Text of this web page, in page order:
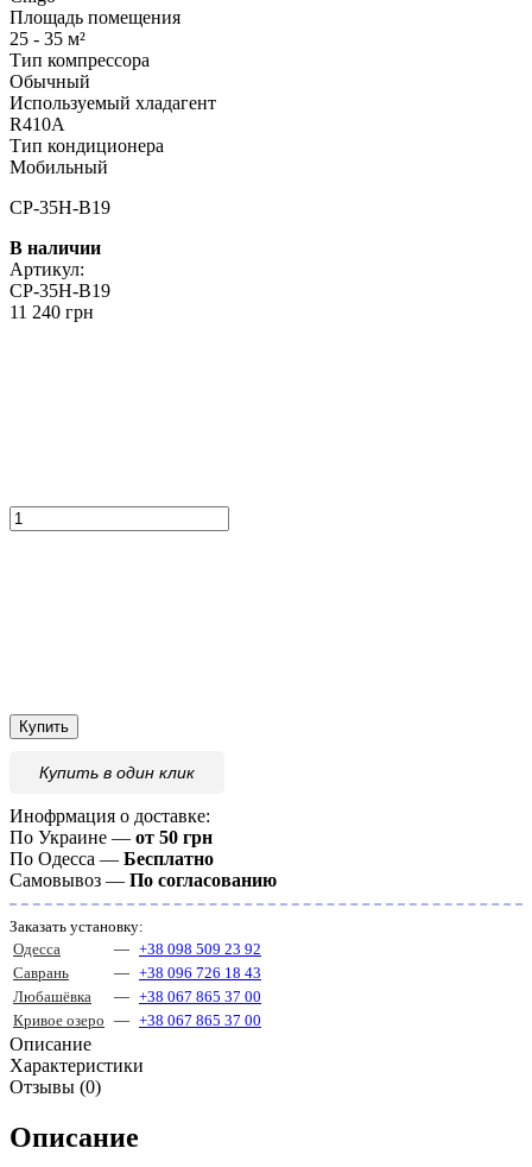
Площадь помещения
25 - 35 м²
Тип компрессора
Обычный
Используемый хладагент
R410A
Тип кондиционера
Мобильный
CP-35H-B19
В наличии
Артикул:
CP-35H-B19
11 240 грн
Купить
Купить в один клик
Инофрмация о доставке:
По Украине — от 50 грн
По Одесса — Бесплатно
Самовывоз — По согласованию
Заказать установку:
Одесса
— +38 098 509 23 92
Саврань
— +38 096 726 18 43
Любашёвка
— +38 067 865 37 00
Кривое озеро — +38 067 865 37 00
Описание
Характеристики
Отзывы (0)
Описание